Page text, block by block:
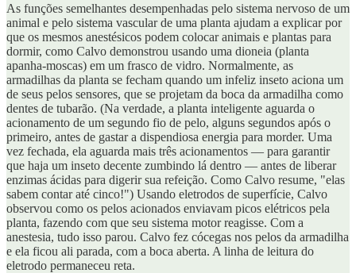
As funções semelhantes desempenhadas pelo sistema nervoso de um
animal e pelo sistema vascular de uma planta ajudam a explicar por
que os mesmos anestésicos podem colocar animais e plantas para
dormir, como Calvo demonstrou usando uma dioneia (planta
apanha-moscas) em um frasco de vidro. Normalmente, as
armadilhas da planta se fecham quando um infeliz inseto aciona um
de seus pelos sensores, que se projetam da boca da armadilha como
dentes de tubarão. (Na verdade, a planta inteligente aguarda o
acionamento de um segundo fio de pelo, alguns segundos após o
primeiro, antes de gastar a dispendiosa energia para morder. Uma
vez fechada, ela aguarda mais três acionamentos — para garantir
que haja um inseto decente zumbindo lá dentro — antes de liberar
enzimas ácidas para digerir sua refeição. Como Calvo resume, "elas
sabem contar até cinco!") Usando eletrodos de superfície, Calvo
observou como os pelos acionados enviavam picos elétricos pela
planta, fazendo com que seu sistema motor reagisse. Com a
anestesia, tudo isso parou. Calvo fez cócegas nos pelos da armadilha
e ela ficou ali parada, com a boca aberta. A linha de leitura do
eletrodo permaneceu reta.